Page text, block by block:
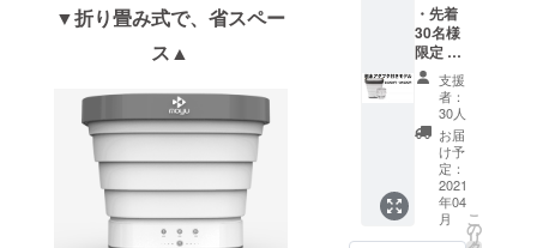
▼折り畳み式で、省スペー
ス▲
・先着
30名様
限定 ・
脱水機
能付き
Mobile
Washer
１個を
お届け
・全国
送料無
料（離
島除
支援
者：
30人
お届
け予
定：
2021
年04
月
こ
の
リ